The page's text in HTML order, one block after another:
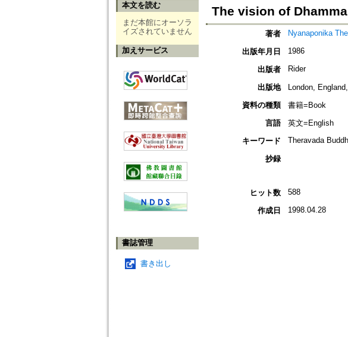
本文を読む
まだ本館にオーソラ
イズされていません
加えサービス
書誌管理
書き出し
The vision of Dhamma
著者 Nyanaponika
出版年月日 1986
出版者 Rider
出版地
London,
資料の種類
書籍=Book
言語
英文=English
キーワード
Theravada
抄録
ヒット数 588
作成日 1998.04.28